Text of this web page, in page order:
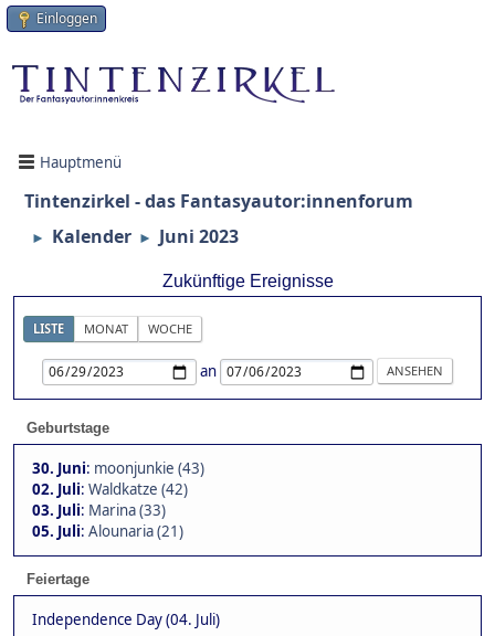
Einloggen
Hauptmenü
Tintenzirkel - das Fantasyautor:innenforum
► Kalender ► Juni 2023
Zukünftige Ereignisse
LISTE MONAT WOCHE
an
Geburtstage
30. Juni: moonjunkie (43)
02. Juli: Waldkatze (42)
03. Juli: Marina (33)
05. Juli: Alounaria (21)
Feiertage
Independence Day (04. Juli)